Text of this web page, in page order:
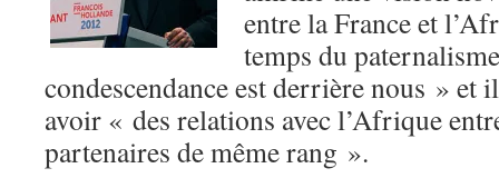
entre la France et
temps du
condescendance est derrière nous » et
avoir « des relations avec l’Afrique
partenaires de même rang ».